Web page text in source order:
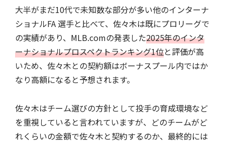
大半がまだ10代で未知数な部分が多い他のインターナ
ショナルFA 選手と比べて、佐々木は既にプロリーグで
の実績があり、MLB.comの発表した2025年のインタ
ーナショナルプロスペクトランキング1位と評価が高
いため、佐々木との契約額はボーナスプール内ではか
なり高額になると予想されます。
佐々木はチーム選びの方針として投手の育成環境など
を重視していると言われていますが、どのチームがど
れくらいの金額で佐々木と契約するのか、最終的には